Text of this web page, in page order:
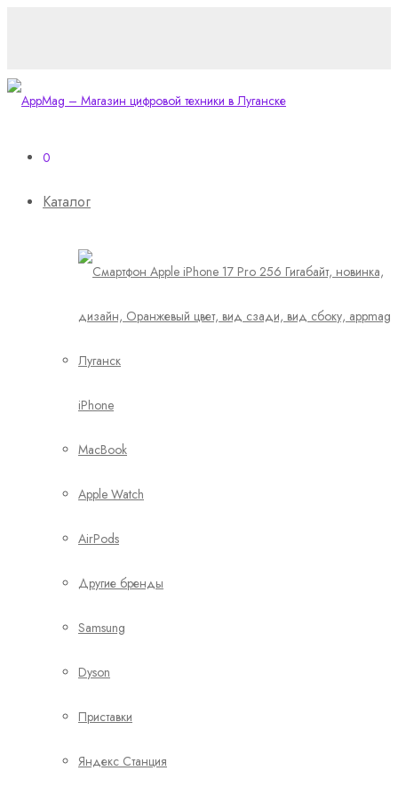
0
Каталог
iPhone
MacBook
Apple Watch
AirPods
Другие бренды
Samsung
Dyson
Приставки
Яндекс Станция